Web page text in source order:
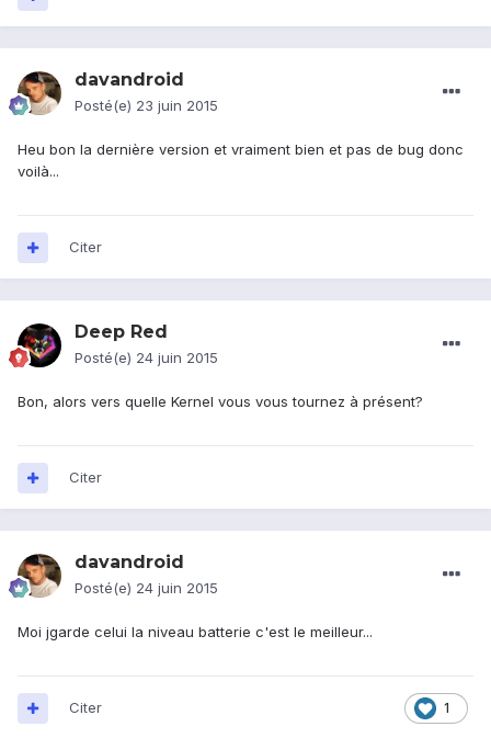
davandroid
Posté(e) 23 juin 2015
Heu bon la dernière version et vraiment bien et pas de bug donc
voilà...
Citer
Deep Red
Posté(e) 24 juin 2015
Bon, alors vers quelle Kernel vous vous tournez à présent?
Citer
davandroid
Posté(e) 24 juin 2015
Moi jgarde celui la niveau batterie c'est le meilleur...
1
Citer